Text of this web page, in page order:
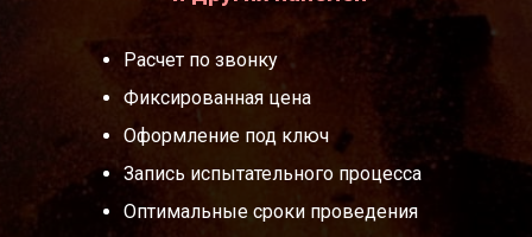
Расчет по звонку
Фиксированная цена
Оформление под ключ
Запись испытательного процесса
Оптимальные сроки проведения